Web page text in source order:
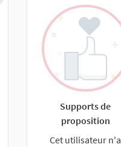
Supports de
proposition
Cet utilisateur n'a